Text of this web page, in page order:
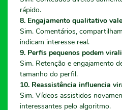
rápido.
8. Engajamento qualitativo
Sim. Comentários,
indicam interesse real.
9. Perfis pequenos podem
Sim. Retenção e engajamento
tamanho do perfil.
10. Reassistência influencia
Sim. Vídeos assistidos
interessantes pelo algoritmo.